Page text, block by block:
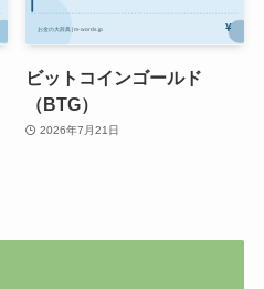
ビットコインゴールド
（BTG）
2026年7月21日